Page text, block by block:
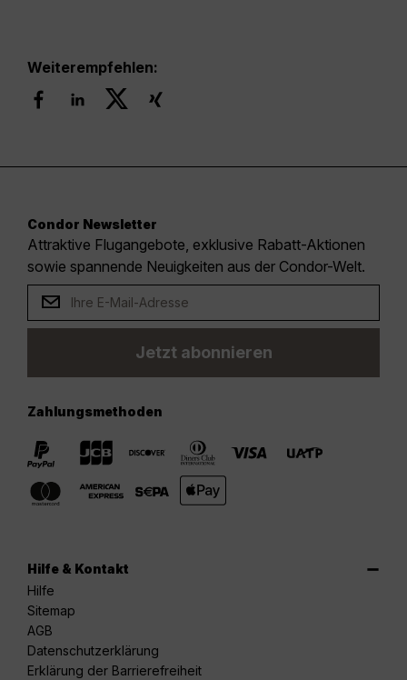
Weiterempfehlen:
Condor Newsletter
Attraktive Flugangebote, exklusive Rabatt-Aktionen
sowie spannende Neuigkeiten aus der Condor-Welt.
Jetzt abonnieren
Zahlungsmethoden
Hilfe & Kontakt
Hilfe
Sitemap
AGB
Datenschutzerklärung
Erklärung der Barrierefreiheit